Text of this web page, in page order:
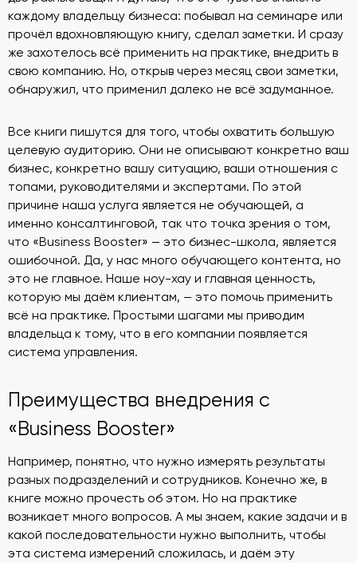
каждому владельцу бизнеса: побывал на семинаре или
прочёл вдохновляющую книгу, сделал заметки. И сразу
же захотелось всё применить на практике, внедрить в
свою компанию. Но, открыв через месяц свои заметки,
обнаружил, что применил далеко не всё задуманное.
Все книги пишутся для того, чтобы охватить большую
целевую аудиторию. Они не описывают конкретно ваш
бизнес, конкретно вашу ситуацию, ваши отношения с
топами, руководителями и экспертами. По этой
причине наша услуга является не обучающей, а
именно консалтинговой, так что точка зрения о том,
что «Business Booster» — это бизнес-школа, является
ошибочной. Да, у нас много обучающего контента, но
это не главное. Наше ноу-хау и главная ценность,
которую мы даём клиентам, — это помочь применить
всё на практике. Простыми шагами мы приводим
владельца к тому, что в его компании появляется
система управления.
Преимущества внедрения с
«Business Booster»
Например, понятно, что нужно измерять результаты
разных подразделений и сотрудников. Конечно же, в
книге можно прочесть об этом. Но на практике
возникает много вопросов. А мы знаем, какие задачи и в
какой последовательности нужно выполнить, чтобы
эта система измерений сложилась, и даём эту